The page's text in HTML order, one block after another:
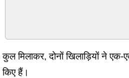
कुल मिलाकर, दोनों खिलाड़ियों ने
किए हैं।